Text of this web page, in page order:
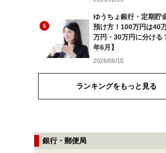
5
ゆうちょ銀行・定期貯
預け方！100万円は40
万円・30万円に分ける
年6月】
2026/06/10
ランキングをもっと見る
銀行・郵便局